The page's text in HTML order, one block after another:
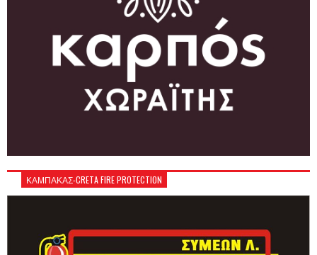
ΚΑΜΠΑΚΑΣ-CRETA FIRE PROTECTION